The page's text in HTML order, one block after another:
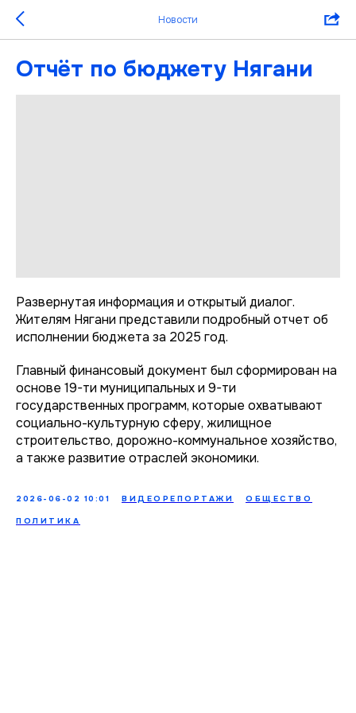
Новости
Отчёт по бюджету Нягани
Развернутая информация и открытый диалог.
Жителям Нягани представили подробный отчет об
исполнении бюджета за 2025 год.
Главный финансовый документ был сформирован на
основе 19-ти муниципальных и 9-ти
государственных программ, которые охватывают
социально-культурную сферу, жилищное
строительство, дорожно-коммунальное хозяйство,
а также развитие отраслей экономики.
2026-06-02 10:01 ВИДЕОРЕПОРТАЖИ ОБЩЕСТВО
ПОЛИТИКА